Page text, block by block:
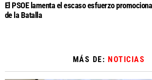
El PSOE lamenta el escaso esfuerzo
de la Batalla
MÁS DE: NOTICIAS